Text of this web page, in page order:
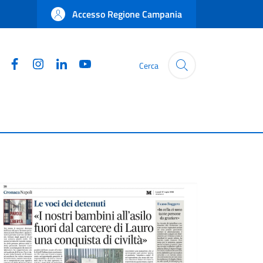
Accesso Regione Campania
FacebookInstagram
Linkedin Cerca